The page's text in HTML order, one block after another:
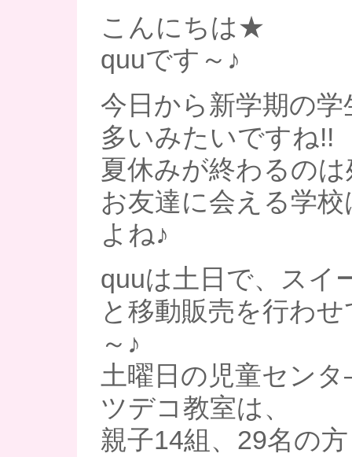
こんにちは★
quuです～♪
今日から新学期の
多いみたいですね!!
夏休みが終わるの
お友達に会える学
よね♪
quuは土日で、スイ
と移動販売を行わ
～♪
土曜日の児童セン
ツデコ教室は、
親子14組、29名の